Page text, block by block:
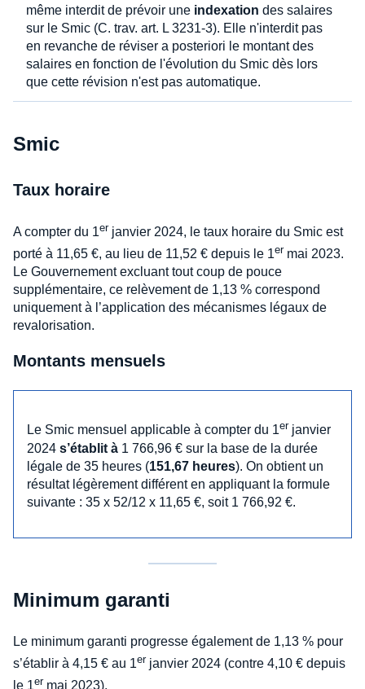
même interdit de prévoir une indexation des salaires
sur le Smic (C. trav. art. L 3231-3). Elle n'interdit pas
en revanche de réviser a posteriori le montant des
salaires en fonction de l'évolution du Smic dès lors
que cette révision n'est pas automatique.
Smic
Taux horaire
A compter du 1er janvier 2024, le taux horaire du Smic est
porté à 11,65 €, au lieu de 11,52 € depuis le 1er mai 2023.
Le Gouvernement excluant tout coup de pouce
supplémentaire, ce relèvement de 1,13 % correspond
uniquement à l’application des mécanismes légaux de
revalorisation.
Montants mensuels
Le Smic mensuel applicable à compter du 1er janvier
2024 s’établit à 1 766,96 € sur la base de la durée
légale de 35 heures (151,67 heures). On obtient un
résultat légèrement différent en appliquant la formule
suivante : 35 x 52/12 x 11,65 €, soit 1 766,92 €.
Minimum garanti
Le minimum garanti progresse également de 1,13 % pour
s’établir à 4,15 € au 1er janvier 2024 (contre 4,10 € depuis
le 1er mai 2023).